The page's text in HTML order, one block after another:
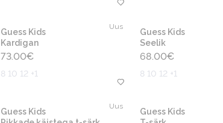
Uus
Guess Kids
Kardigan
73.00€
8 10 12 +1
Guess Kids
Seelik
68.00€
8 10 12 +1
Uus
Guess Kids
Guess Kids